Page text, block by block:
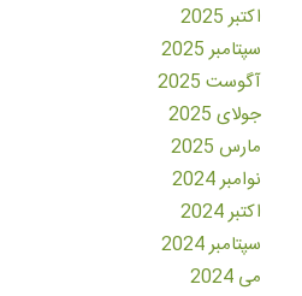
اکتبر 2025
سپتامبر 2025
آگوست 2025
جولای 2025
مارس 2025
نوامبر 2024
اکتبر 2024
سپتامبر 2024
می 2024